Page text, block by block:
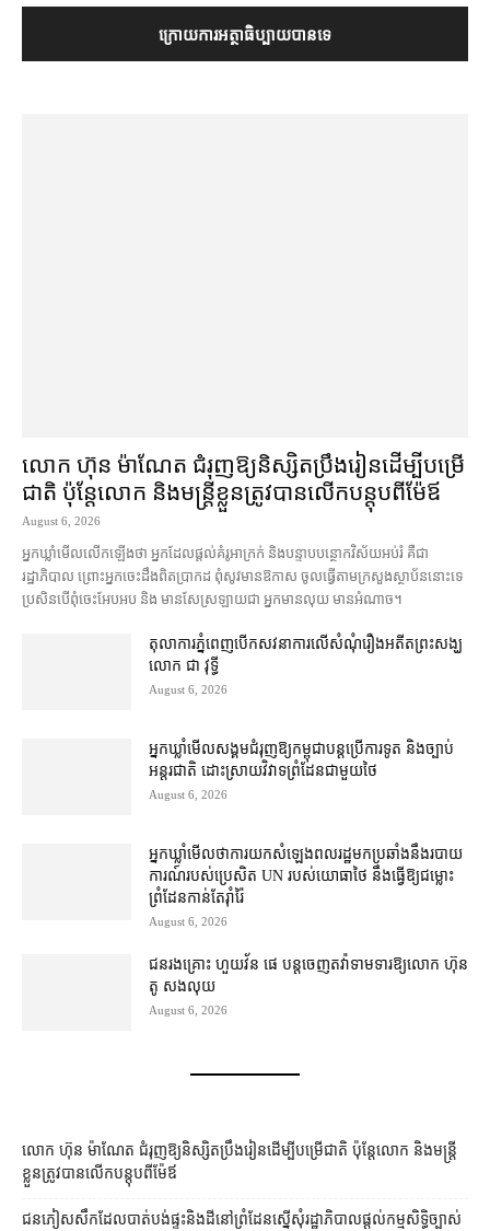
លោក ហ៊ុន ម៉ាណែត ជំរុញ​ឱ្យ​និស្សិត​ប្រឹងរៀន​ដើម្បី​បម្រើ​
ជាតិ ប៉ុន្តែ​លោក និង​មន្ត្រី​​ខ្លួន​ត្រូវ​បាន​លើក​បន្តុប​ពី​ម៉ែឪ
August 6, 2026
អ្នកឃ្លាំមើល​លើកឡើង​ថា អ្នក​ដែល​ផ្ដល់​គំរូ​អាក្រក់ និង​បន្ទាបបន្ថោក​វិស័យ​អប់រំ គឺជា​
រដ្ឋាភិបាល ព្រោះ​អ្នកចេះដឹង​ពិតប្រាកដ ពុំ​សូវ​មានឱកាស ចូល​ធ្វើតាម​ក្រសួង​ស្ថាប័ន​នោះ​ទេ
ប្រសិនបើ​ពុំ​ចេះ​អែបអប និង មាន​សែស្រឡាយ​ជា អ្នកមាន​លុយ មានអំណាច។
តុលាការ​ភ្នំពេញ​​បើកសវនាការ​លើ​សំណុំរឿង​​អតីត​ព្រះសង្ឃ
លោក ជា វុទ្ធី
August 6, 2026
អ្នកឃ្លាំមើល​សង្គម​ជំរុញ​ឱ្យ​កម្ពុជា​បន្ត​ប្រើ​ការទូត និង​ច្បាប់​
អន្តរជាតិ ដោះស្រាយ​វិវាទ​ព្រំដែន​ជាមួយ​ថៃ
August 6, 2026
អ្នកឃ្លាំមើល​ថា​ការ​យក​សំឡេង​ពលរដ្ឋ​មក​ប្រឆាំង​នឹង​របាយ
ការណ៍​របស់​ប្រេសិត UN របស់​យោធា​ថៃ នឹង​ធ្វើ​ឱ្យ​ជម្លោះ
ព្រំដែន​កាន់តែ​រ៉ាំរ៉ៃ
August 6, 2026
ជនរងគ្រោះ ហួយវ័ន ផេ បន្ត​ចេញ​តវ៉ា​ទាមទារ​ឱ្យ​លោក ហ៊ុន
តូ សង​លុយ
August 6, 2026
លោក ហ៊ុន ម៉ាណែត ជំរុញ​ឱ្យ​និស្សិត​ប្រឹងរៀន​ដើម្បី​បម្រើ​ជាតិ ប៉ុន្តែ​លោក និង​មន្ត្រី​​
ខ្លួន​ត្រូវ​បាន​លើក​បន្តុប​ពី​ម៉ែឪ
ជនភៀសសឹក​ដែល​បាត់បង់​ផ្ទះ​និង​ដី​នៅ​ព្រំដែន​ស្នើសុំ​រដ្ឋាភិបាល​ផ្តល់​កម្មសិទ្ធិ​ច្បាស់